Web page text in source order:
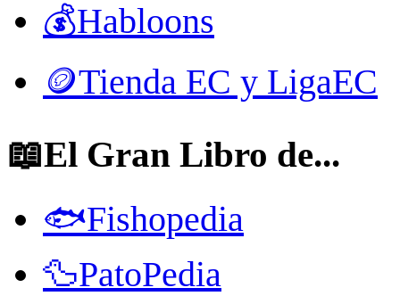
💰Habloons
🪙Tienda EC y LigaEC
📖El Gran Libro de...
🐟Fishopedia
🦆PatoPedia